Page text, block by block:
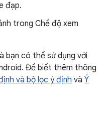
đạp.
trong Chế độ xem
bạn có thể sử dụng với
Để biết thêm thông
và bộ lọc ý định và Ý